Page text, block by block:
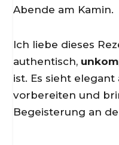
Abende am Kamin.
Ich liebe dieses
authentisch,
ist. Es sieht
vorbereiten und
Begeisterung an